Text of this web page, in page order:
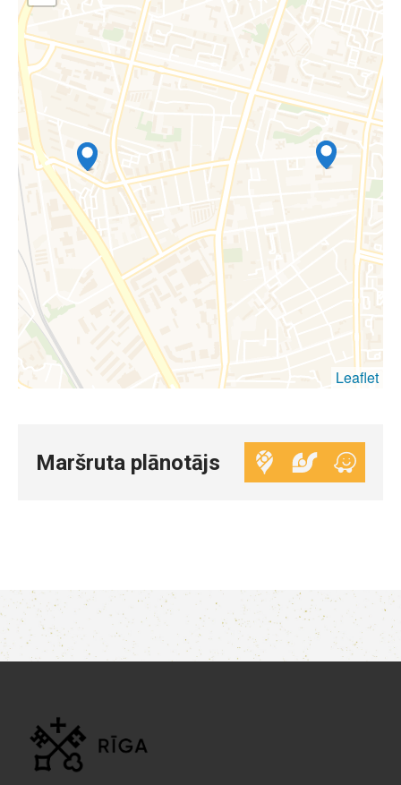
Leaflet
Maršruta plānotājs